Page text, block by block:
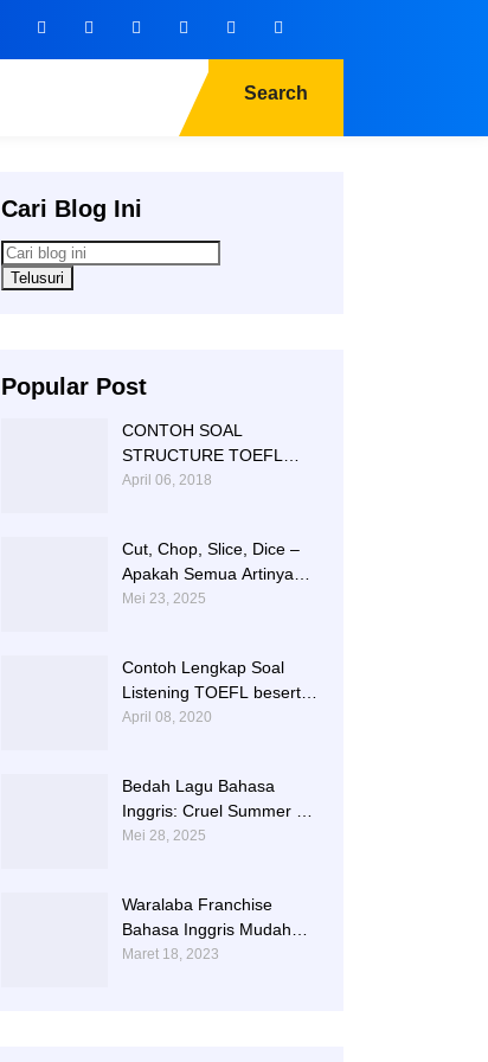
Search
Cari Blog Ini
Popular Post
CONTOH SOAL
STRUCTURE TOEFL
NTC KAMPUNG INGGRIS
April 06, 2018
Cut, Chop, Slice, Dice –
Apakah Semua Artinya
“Memotong”? | 0813-
Mei 23, 2025
Contoh Lengkap Soal
Listening TOEFL beserta
Audionya | 085856362225
April 08, 2020
Bedah Lagu Bahasa
Inggris: Cruel Summer –
Taylor Swift | 0813-2597-
Mei 28, 2025
Waralaba Franchise
Bahasa Inggris Mudah
dan Aman | 085 856 362
Maret 18, 2023